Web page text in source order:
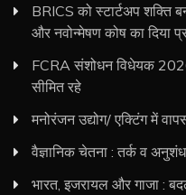
BRICS को स्टार्टअप शक्ति
और नवोन्मेषण कोष का दिया
FCRA संशोधन विधेयक
सीमित रहे
मनोरंजन उद्योग/ एक्टिंग में
वैज्ञानिक चेतना : तर्क व
भारत, इजरायल और गाजा :